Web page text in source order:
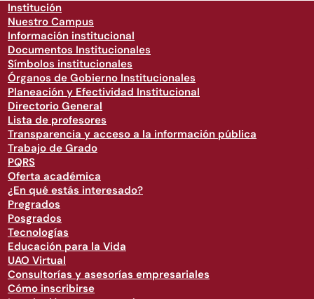
Institución
Nuestro Campus
Información institucional
Documentos Institucionales
Símbolos institucionales
Órganos de Gobierno Institucionales
Planeación y Efectividad Institucional
Directorio General
Lista de profesores
Transparencia y acceso a la información pública
Trabajo de Grado
PQRS
Oferta académica
¿En qué estás interesado?
Pregrados
Posgrados
Tecnologías
Educación para la Vida
UAO Virtual
Consultorías y asesorías empresariales
Cómo inscribirse